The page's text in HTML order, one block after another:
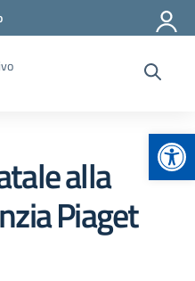
alla
Piaget